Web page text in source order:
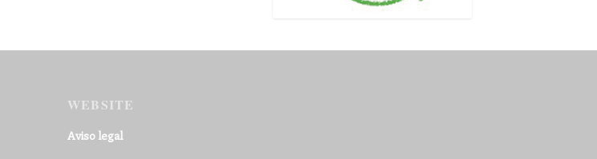
WEBSITE
Aviso legal